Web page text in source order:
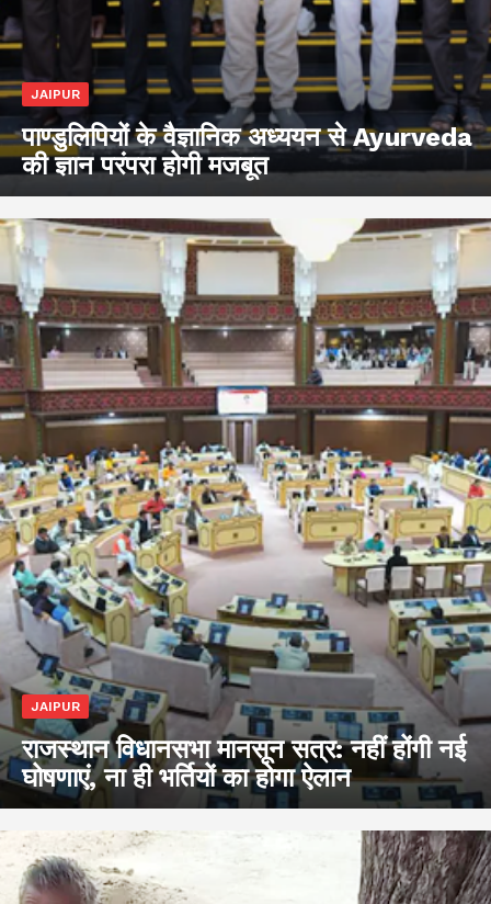
JAIPUR
पाण्डुलिपियों के वैज्ञानिक अध्ययन से Ayurveda
की ज्ञान परंपरा होगी मजबूत
JAIPUR
राजस्थान विधानसभा मानसून सत्र: नहीं होंगी नई
घोषणाएं, ना ही भर्तियों का होगा ऐलान